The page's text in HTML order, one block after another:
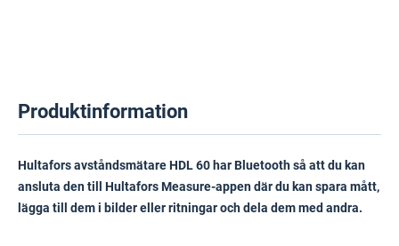
Produktinformation
Hultafors avståndsmätare HDL 60 har Bluetooth så att du kan
ansluta den till Hultafors Measure-appen där du kan spara mått,
lägga till dem i bilder eller ritningar och dela dem med andra.